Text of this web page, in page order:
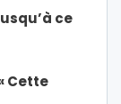
ce
Cette